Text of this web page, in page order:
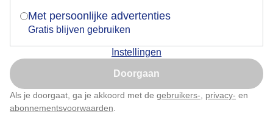
Met persoonlijke advertenties
Gratis blijven gebruiken
Instellingen
Doorgaan
Als je doorgaat, ga je akkoord met de gebruikers- privacy- en
abonnementsvoorwaarden
Lente
Zomer
Nu niet, misschien later
Klik hierom dit aan te passen